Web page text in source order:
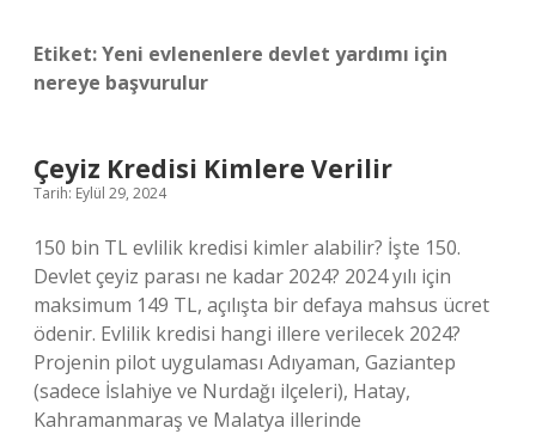
Etiket:Yeni evlenenlere devlet yardımı için
nereye başvurulur
Çeyiz Kredisi Kimlere Verilir
Tarih: Eylül 29, 2024
150 bin TL evlilik kredisi kimler alabilir? İşte 150.
Devlet çeyiz parası ne kadar 2024? 2024 yılı için
maksimum 149 TL, açılışta bir defaya mahsus ücret
ödenir. Evlilik kredisi hangi illere verilecek 2024?
Projenin pilot uygulaması Adıyaman, Gaziantep
(sadece İslahiye ve Nurdağı ilçeleri), Hatay,
Kahramanmaraş ve Malatya illerinde